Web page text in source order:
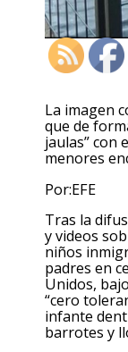
La imagen
que de
jaulas” con
menores
Por:EFE
Tras la
y videos
niños
padres en
Unidos,
“cero
infante
barrotes y